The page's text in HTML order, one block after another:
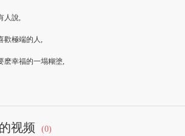
,
端的人,
的一塌糊塗,
,
言,
视频 (0)